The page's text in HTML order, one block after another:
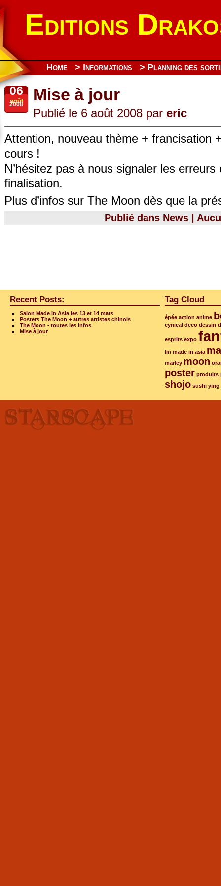
Editions
Home > Informations > Planning des
06
août
2008
Mise à jour
Publié le 6 août 2008 par eric
Attention, nouveau thème + francisation
cours !
N’hésitez pas à nous signaler les erreurs
finalisation.
Plus d’infos sur The Moon dès que la
Publié dans News
Recent Posts:
Salon Made in Asia les 13 et 14 mars
Posters The Moon + autres artistes chinois
The Moon - toutes les infos
Mise à jour
Tag Cloud
épée action anime
cynical deco dessin
esprits expo
lin made in asia
marley moon
poster produits
shojo sushi ying